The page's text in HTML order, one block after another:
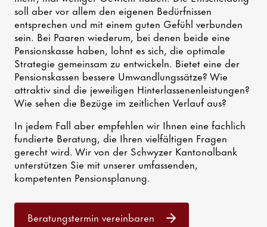
soll aber vor allem den eigenen Bedürfnissen
entsprechen und mit einem guten Gefühl verbunden
sein. Bei Paaren wiederum, bei denen beide eine
Pensionskasse haben, lohnt es sich, die optimale
Strategie gemeinsam zu entwickeln. Bietet eine der
Pensionskassen bessere Umwandlungssätze? Wie
attraktiv sind die jeweiligen Hinterlassenenleistungen?
Wie sehen die Bezüge im zeitlichen Verlauf aus?
In jedem Fall aber empfehlen wir Ihnen eine fachlich
fundierte Beratung, die Ihren vielfältigen Fragen
gerecht wird. Wir von der Schwyzer Kantonalbank
unterstützen Sie mit unserer umfassenden,
kompetenten Pensionsplanung.
Beratungstermin vereinbaren